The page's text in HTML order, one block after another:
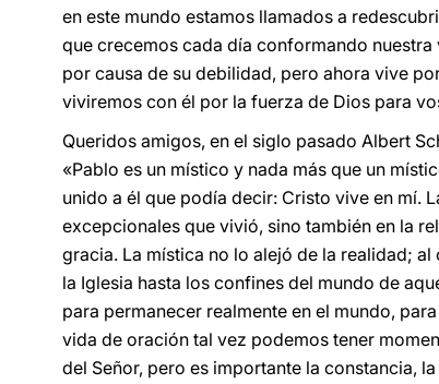
en este mundo estamos llamados a
que crecemos cada día conformando
por causa de su debilidad, pero ahora vive
viviremos con él por la fuerza de Dios para
Queridos amigos, en el siglo pasado Albert
«Pablo es un místico y nada más que un
unido a él que podía decir: Cristo vive en mí.
excepcionales que vivió, sino también en la
gracia. La mística no lo alejó de la realidad;
la Iglesia hasta los confines del mundo de
para permanecer realmente en el mundo,
vida de oración tal vez podemos tener
del Señor, pero es importante la constancia,